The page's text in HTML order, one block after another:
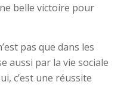
belle victoire pour
pas que dans les
aussi par la vie sociale
c’est une réussite